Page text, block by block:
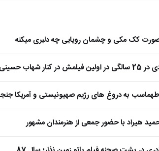
صورت کک مکی و چشمان رویایی چه دلبری میکنه
شهاب حسینی
به دروغ های رژیم صهیونیستی و آمریکا
هیراد با حضور جمعی از هنرمندان مشهور